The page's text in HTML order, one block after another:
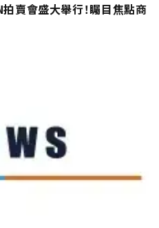
賣會盛大舉行！矚目焦點商